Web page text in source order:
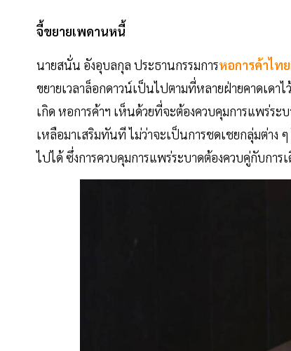
จี้ขยายเพดานหนี้
นายสนั่น อังอุบลกุล ประธานกรรมการหอการค้าไท
ขยายเวลาล็อกดาวน์เป็นไปตามที่หลายฝ่ายคาดเดา
เกิด หอการค้าฯ เห็นด้วยที่จะต้องควบคุมการแพร่ร
เหลือมาเสริมทันที ไม่ว่าจะเป็นการชดเชยกลุ่มต่าง
ไปได้ ซึ่งการควบคุมการแพร่ระบาดต้องควบคู่กับการ